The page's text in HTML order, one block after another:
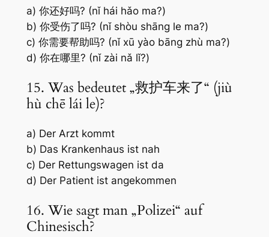
a) 你还好吗? (nǐ hái hǎo ma?)
b) 你受伤了吗? (nǐ shòu shāng le ma?)
c) 你需要帮助吗? (nǐ xū yào bāng zhù ma?)
d) 你在哪里? (nǐ zài nǎ lǐ?)
15. Was bedeutet „救护车来了“ (jiù
hù chē lái le)?
a) Der Arzt kommt
b) Das Krankenhaus ist nah
c) Der Rettungswagen ist da
d) Der Patient ist angekommen
16. Wie sagt man „Polizei“ auf
Chinesisch?